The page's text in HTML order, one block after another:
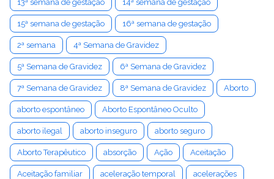
13ª semana de gestação 14ª semana de gestação
15ª semana de gestação 16ª semana de gestação
2ª semana 4ª Semana de Gravidez
5ª Semana de Gravidez 6ª Semana de Gravidez
7ª Semana de Gravidez 8ª Semana de Gravidez Aborto
aborto espontâneo Aborto Espontâneo Oculto
aborto ilegal aborto inseguro aborto seguro
Aborto Terapêutico absorção Ação Aceitação
Aceitação familiar aceleração temporal acelerações